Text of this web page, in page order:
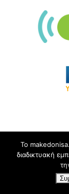
Το
διαδικτυακή